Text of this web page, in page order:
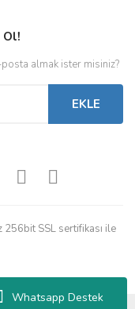
Whatsapp Destek
Ol!
almak ister misiniz?
EKLE
256bit SSL sertifikası ile